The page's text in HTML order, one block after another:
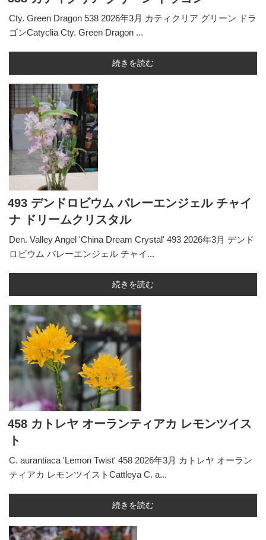
Cty. Green Dragon 538 2026年3月 カティクリア グリーン ドラ
ゴンCatyclia Cty. Green Dragon ...
続きを読む
493 デンドロビウム バレーエンジェル チャイ
ナ ドリームクリスタル
Den. Valley Angel 'China Dream Crystal' 493 2026年3月 デンド
ロビウム バレーエンジェル チャイ...
続きを読む
458 カトレヤ オーランティアカ レモンツイス
ト
C. aurantiaca 'Lemon Twist' 458 2026年3月 カトレヤ オーラン
ティアカ レモンツイストCattleya C. a...
続きを読む